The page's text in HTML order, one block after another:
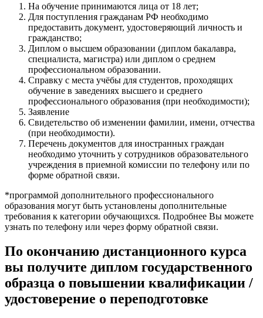
На обучение принимаются лица от 18 лет;
Для поступления гражданам РФ необходимо
предоставить документ, удостоверяющий личность и
гражданство;
Диплом о высшем образовании (диплом бакалавра,
специалиста, магистра) или диплом о среднем
профессиональном образовании.
Справку с места учёбы для студентов, проходящих
обучение в заведениях высшего и среднего
профессионального образования (при необходимости);
Заявление
Свидетельство об изменении фамилии, имени, отчества
(при необходимости).
Перечень документов для иностранных граждан
необходимо уточнить у сотрудников образовательного
учреждения в приемной комиссии по телефону или по
форме обратной связи.
*программой дополнительного профессионального
образования могут быть установлены дополнительные
требования к категории обучающихся. Подробнее Вы можете
узнать по телефону или через форму обратной связи.
По окончанию дистанционного курса
вы получите диплом государственного
образца о повышении квалификации /
удостоверение о переподготовке